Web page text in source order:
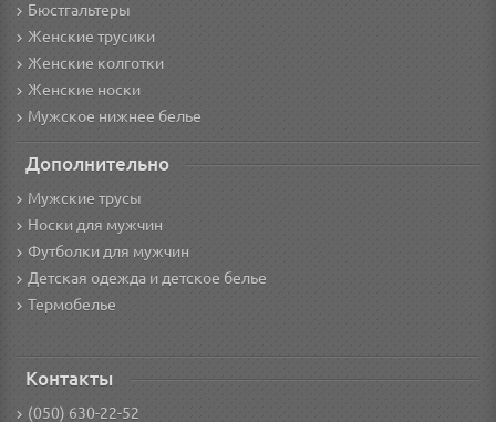
Бюстгальтеры
Женские трусики
Женские колготки
Женские носки
Мужское нижнее белье
Дополнительно
Мужские трусы
Носки для мужчин
Футболки для мужчин
Детская одежда и детское белье
Термобелье
Контакты
(050) 630-22-52